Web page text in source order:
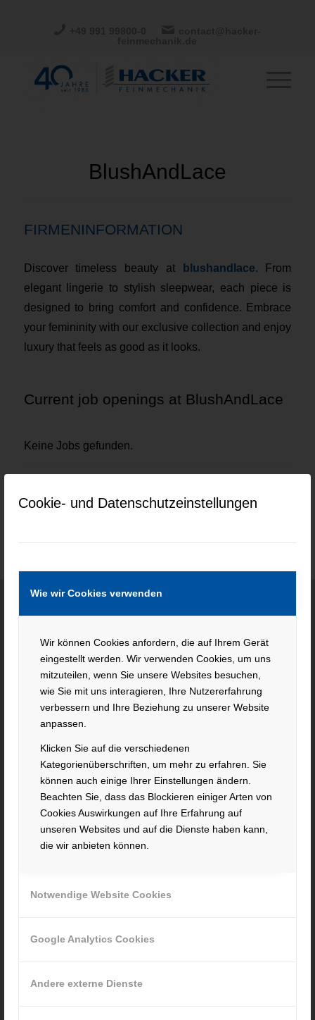
Cookie- und Datenschutzeinstellungen
Wie wir Cookies verwenden
Wir können Cookies anfordern, die auf Ihrem Gerät
eingestellt werden. Wir verwenden Cookies, um uns
mitzuteilen, wenn Sie unsere Websites besuchen,
wie Sie mit uns interagieren, Ihre Nutzererfahrung
verbessern und Ihre Beziehung zu unserer Website
anpassen.
Klicken Sie auf die verschiedenen
Kategorienüberschriften, um mehr zu erfahren. Sie
können auch einige Ihrer Einstellungen ändern.
Beachten Sie, dass das Blockieren einiger Arten von
Cookies Auswirkungen auf Ihre Erfahrung auf
unseren Websites und auf die Dienste haben kann,
die wir anbieten können.
Notwendige Website Cookies
Google Analytics Cookies
Andere externe Dienste
BlushAndLace
FIRMENINFORMATION
Discover timeless beauty at blushandlace. From
elegant lingerie to stylish sleepwear, each piece is
designed to bring comfort and confidence. Embrace
your femininity with our exclusive collection and enjoy
luxury that feels as good as it looks.
Current job openings at BlushAndLace
Keine Jobs gefunden.
KONTAKT
Hacker Feinmechanik GmbH
Im Polder 2 / Neuhausen
contact@hacker-feinmechanik.de
Ihr Weg zu uns
» Cookie-Einstellungen
Impressum